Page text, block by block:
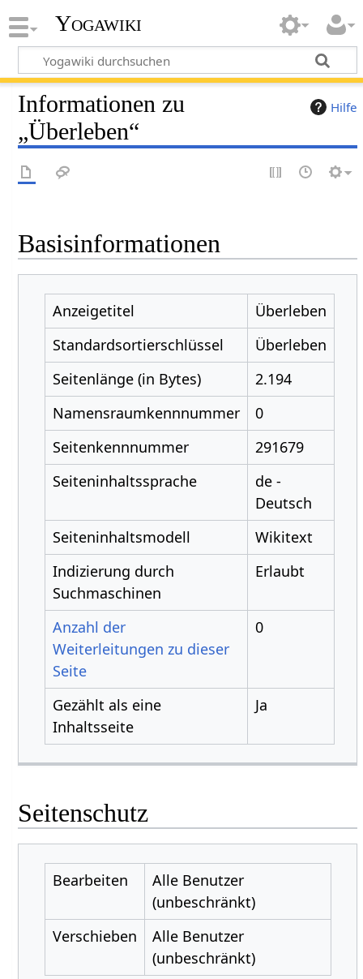
Yogawiki
Hilfe
Informationen zu
„Überleben“
Basisinformationen
Anzeigetitel
Überleben
Standardsortierschlüssel
Überleben
Seitenlänge (in Bytes)
2.194
Namensraumkennnummer
0
Seitenkennnummer
291679
Seiteninhaltssprache
de -
Deutsch
Seiteninhaltsmodell
Wikitext
Indizierung durch
Suchmaschinen
Erlaubt
Anzahl der
Weiterleitungen zu dieser
Seite
0
Gezählt als eine
Inhaltsseite
Ja
Seitenschutz
Bearbeiten
Alle Benutzer
(unbeschränkt)
Verschieben
Alle Benutzer
(unbeschränkt)